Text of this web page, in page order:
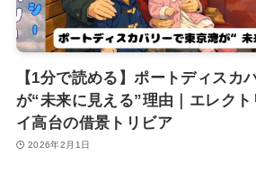
【1分で読める】ポートディスカ
が“未来に見える”理由｜エレク
イ高台の借景トリビア
2026年2月1日